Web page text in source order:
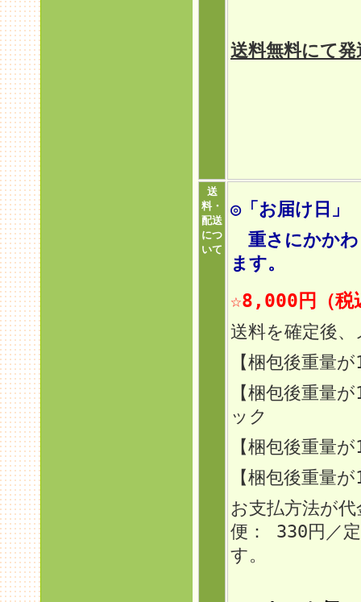
送料無料にて
送
料・
配送
につ
いて
◎「お届け日」
重さにかかわ
ます。
☆8,000円（税
送料を確定後
【梱包後重量
【梱包後重量
ック
【梱包後重量が
【梱包後重量
お支払方法が
便： 330円／
す。